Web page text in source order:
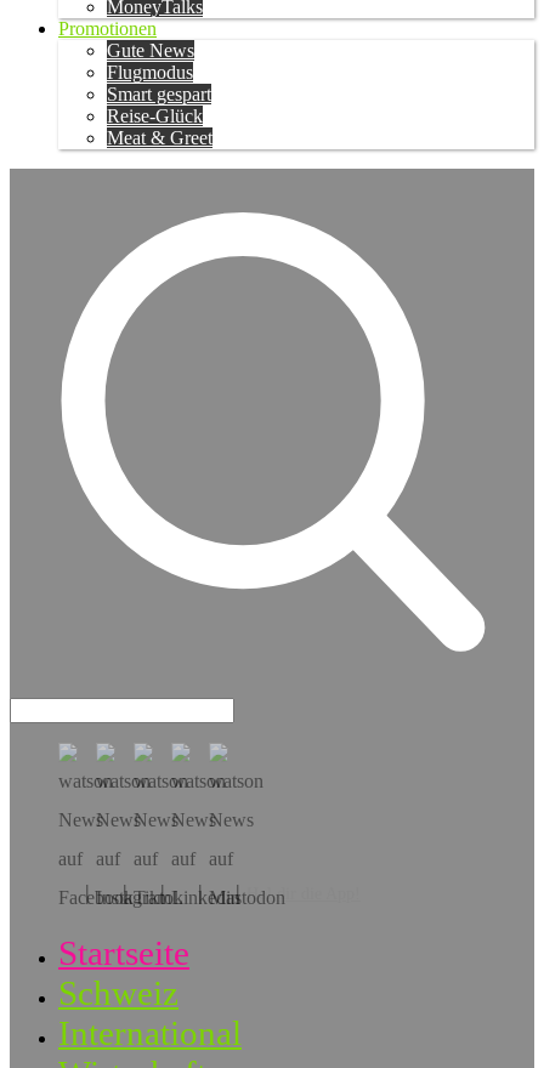
MoneyTalks
Promotionen
Gute News
Flugmodus
Smart gespart
Reise-Glück
Meat & Greet
Hol dir die App!
Startseite
Schweiz
International